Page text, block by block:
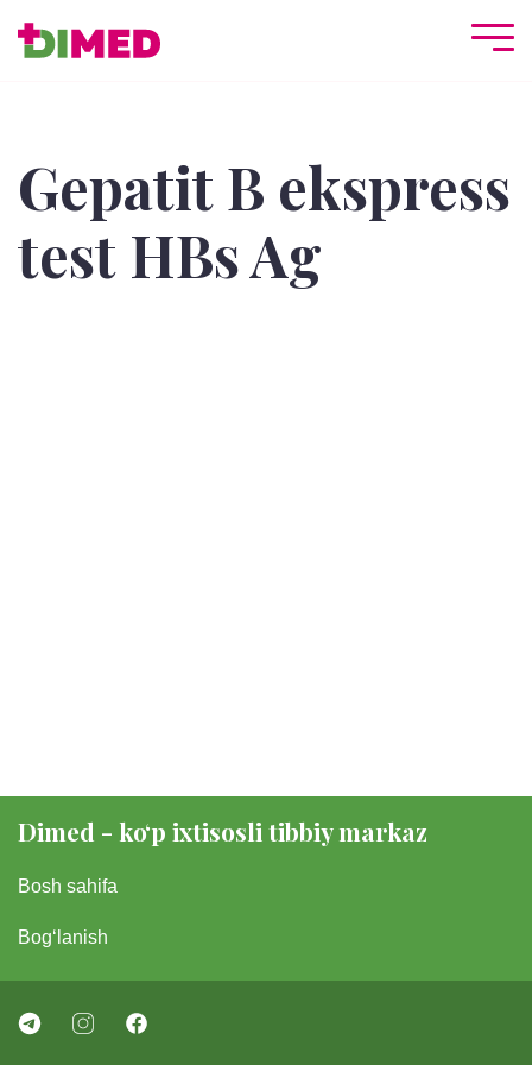
Gepatit B ekspress
test HBs Ag
Dimed - koʻp ixtisosli tibbiy markaz
Bosh sahifa
Bogʻlanish